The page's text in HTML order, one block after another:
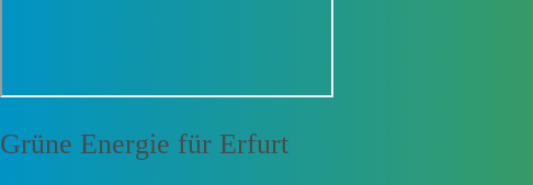
Grüne Energie für Erfurt